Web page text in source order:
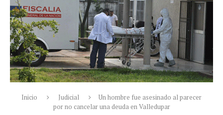
Inicio Judicial
Un hombre fue asesinado al parecer
por no cancelar una deuda en Valledupar